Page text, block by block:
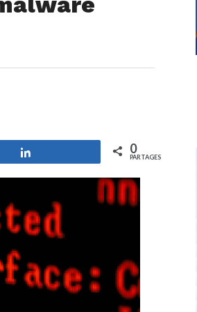
0
PARTAGES